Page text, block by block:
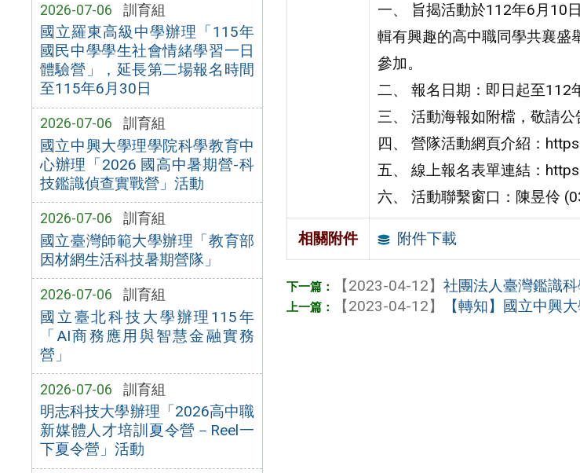
2026-07-06 訓育組
國立羅東高級中學辦理「115年
國民中學學生社會情緒學習一日
體驗營」，延長第二場報名時間
至115年6月30日
2026-07-06 訓育組
國立中興大學理學院科學教育中
心辦理「2026 國高中暑期營-科
技鑑識偵查實戰營」活動
2026-07-06 訓育組
國立臺灣師範大學辦理「教育部
因材網生活科技暑期營隊」
2026-07-06 訓育組
國立臺北科技大學辦理115年
「AI商務應用與智慧金融實務
營」
2026-07-06 訓育組
明志科技大學辦理「2026高中職
新媒體人才培訓夏令營－Reel一
下夏令營」活動
一、 旨揭活動於112年6月10
輯有興趣的高中職同學共襄盛
參加。
二、 報名日期：即日起至112
三、 活動海報如附檔，敬請公
四、 營隊活動網頁介紹：
五、 線上報名表單連結：
六、 活動聯繫窗口：陳昱伶
相關附件 附件下載
【2023-04-12】社團法人臺灣鑑識
【2023-04-12】
【轉知】國立中興